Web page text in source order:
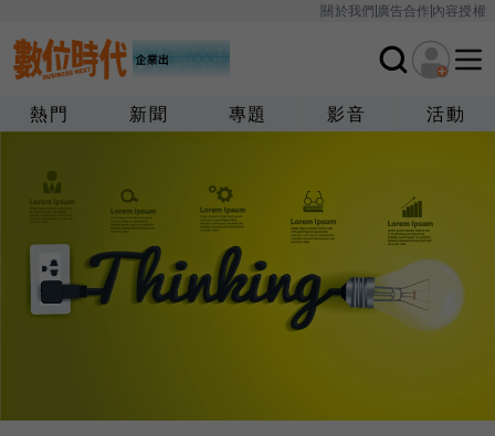
關於我們廣告合作內容授權
熱門 新聞 專題 影音 活動